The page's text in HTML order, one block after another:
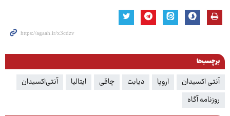
برچسب‌ها
آنتی اکسیدان اروپا دیابت چاقی ایتالیا
آنتی‌اکسیدان
روزنامه آگاه